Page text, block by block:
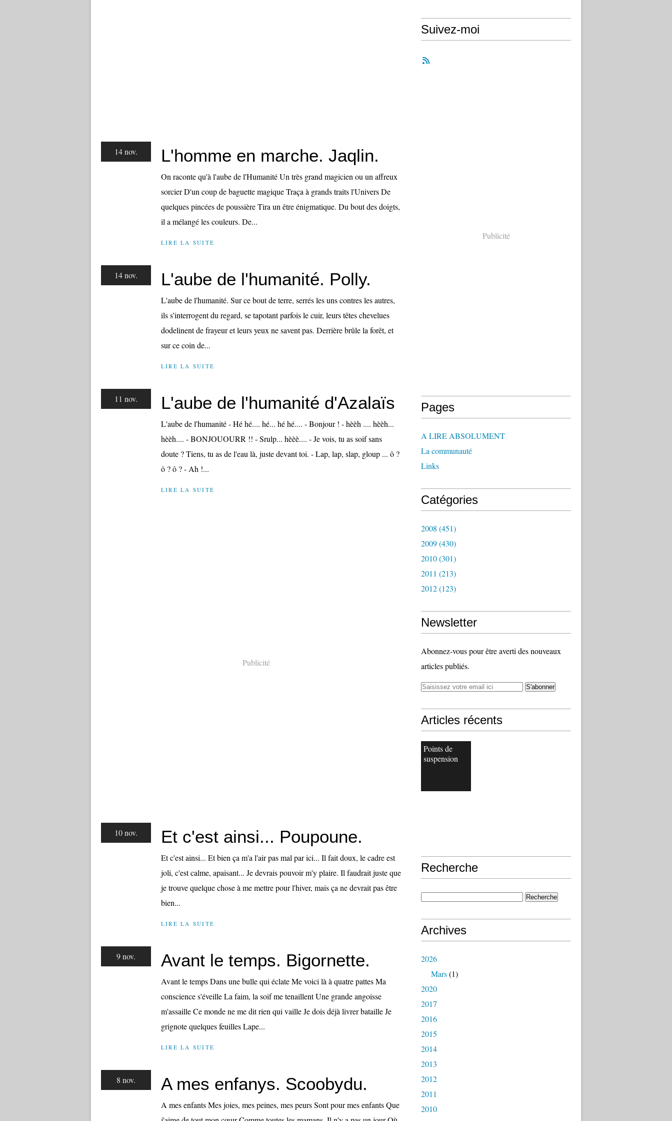
14 nov. L'homme en marche. Jaqlin.
On raconte qu'à l'aube de l'Humanité Un très grand magicien ou un affreux
sorcier D'un coup de baguette magique Traça à grands traits l'Univers De
quelques pincées de poussière Tira un être énigmatique. Du bout des doigts,
il a mélangé les couleurs. De...
LIRE LA SUITE
14 nov. L'aube de l'humanité. Polly.
L'aube de l'humanité. Sur ce bout de terre, serrés les uns contres les autres,
ils s'interrogent du regard, se tapotant parfois le cuir, leurs têtes chevelues
dodelinent de frayeur et leurs yeux ne savent pas. Derrière brûle la forêt, et
sur ce coin de...
LIRE LA SUITE
11 nov. L'aube de l'humanité d'Azalaïs
L'aube de l'humanité - Hé hé.... hé... hé hé.... - Bonjour ! - hèèh .... hèèh...
hèèh.... - BONJOUOURR !! - Srulp... hèèè.... - Je vois, tu as soif sans
doute ? Tiens, tu as de l'eau là, juste devant toi. - Lap, lap, slap, gloup ... ô ?
ô ? ô ? - Ah !...
LIRE LA SUITE
Publicité
10 nov. Et c'est ainsi... Poupoune.
Et c'est ainsi... Et bien ça m'a l'air pas mal par ici... Il fait doux, le cadre est
joli, c'est calme, apaisant... Je devrais pouvoir m'y plaire. Il faudrait juste que
je trouve quelque chose à me mettre pour l'hiver, mais ça ne devrait pas être
bien...
LIRE LA SUITE
9 nov. Avant le temps. Bigornette.
Avant le temps Dans une bulle qui éclate Me voici là à quatre pattes Ma
conscience s'éveille La faim, la soif me tenaillent Une grande angoisse
m'assaille Ce monde ne me dit rien qui vaille Je dois déjà livrer bataille Je
grignote quelques feuilles Lape...
LIRE LA SUITE
8 nov. A mes enfanys. Scoobydu.
A mes enfants Mes joies, mes peines, mes peurs Sont pour mes enfants Que
Suivez-moi
Publicité
Pages
A LIRE ABSOLUMENT
La communauté
Links
Catégories
2008 (451)
2009(430)
2010(301)
2011 (213)
2012(123)
Newsletter
Abonnez-vous pour être averti des nouveaux
articles publiés.
Articles récents
Points de
suspension
Recherche
Archives
2026
Mars(1)
2020
2017
2016
2015
2014
2013
2012
2011
2010